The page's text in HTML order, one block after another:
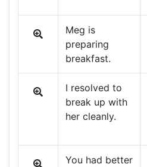
Meg is
preparing
breakfast.
I resolved to
break up with
her cleanly.
You had better